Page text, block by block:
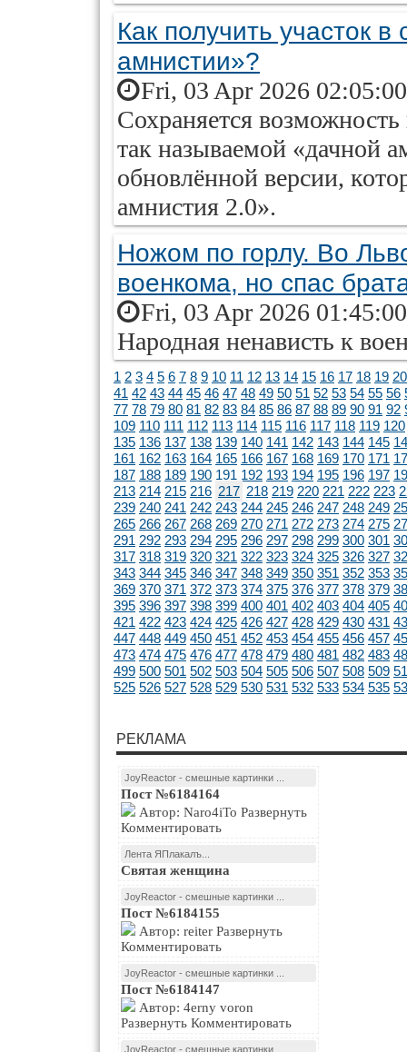
Как получить участок
амнистии»?
Fri, 03 Apr 2026
Сохраняется
так называемой «дачной
обновлённой версии,
амнистия 2.0».
Ножом по горлу. Во
военкома, но спас
Fri, 03 Apr 2026
Народная ненависть к
1 2 3 4 5 6 7 8 9 10 11 12 13 14 15 16 17 18 19 20
41 42 43 44 45 46 47 48 49 50 51 52 53 54 55 56
77 78 79 80 81 82 83 84 85 86 87 88 89 90 91 92
109 110 111 112 113 114 115 116 117 118 119 120
135 136 137 138 139 140 141 142 143 144 145
161 162 163 164 165 166 167 168 169 170 171
187 188 189 190 191 192 193 194 195 196 197
213 214 215 216 217 218 219 220 221 222 223
239 240 241 242 243 244 245 246 247 248 249
265 266 267 268 269 270 271 272 273 274 275
291 292 293 294 295 296 297 298 299 300 301
317 318 319 320 321 322 323 324 325 326 327
343 344 345 346 347 348 349 350 351 352 353
369 370 371 372 373 374 375 376 377 378 379
395 396 397 398 399 400 401 402 403 404 405
421 422 423 424 425 426 427 428 429 430 431
447 448 449 450 451 452 453 454 455 456 457
473 474 475 476 477 478 479 480 481 482 483
499 500 501 502 503 504 505 506 507 508 509
525 526 527 528 529 530 531 532 533 534 535
РЕКЛАМА
JoyReactor - смешные картинки ...
Пост №6184164
Комментировать
Лента ЯПлакалъ...
Святая женщина
JoyReactor - смешные картинки ...
Пост №6184155
Комментировать
JoyReactor - смешные картинки ...
Пост №6184147
Развернуть Комментировать
JoyReactor - смешные картинки ...